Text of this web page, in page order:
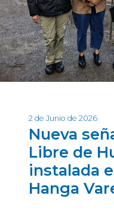
2 de Junio de 2026
Nueva
Libre de
instalada
Hanga